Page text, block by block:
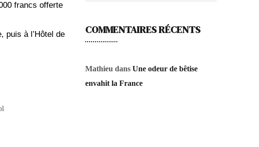
francs offerte
puis à l’Hôtel de
COMMENTAIRES RÉCENTS
Mathieu dans Une odeur de bêtise
envahit la France